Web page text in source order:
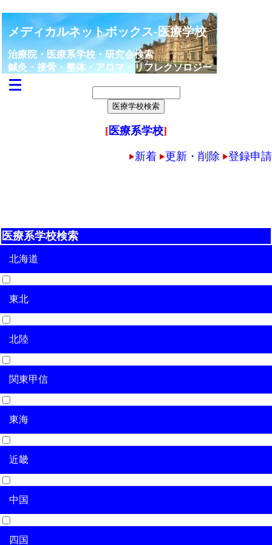
メディカルネットボックス-医療学校
治療院・医療系学校・研究会検索
鍼灸・接骨・整体・アロマ・リフレクソロジー
[医療系学校]
新着 更新・削除 登録申請
医療系学校検索
北海道
北海道
東北
青森県
岩手県
宮城県
秋田県
山形県
福島県
北陸
新潟県
富山県
石川県
福井県
関東甲信
茨城県
栃木県
群馬県
埼玉県
千葉県
東京都
神奈川県
山梨県
長野県
東海
岐阜県
静岡県
愛知県
三重県
近畿
滋賀県
京都府
大阪府
兵庫県
奈良県
和歌山県
中国
鳥取県
島根県
岡山県
広島県
山口県
四国